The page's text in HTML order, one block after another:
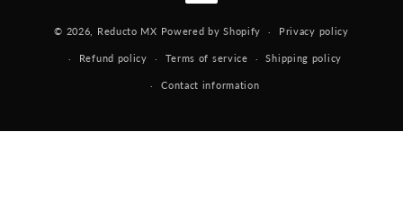
methods
© 2026, Reducto MX Powered by Shopify Privacy policy
Refund policy Terms of service Shipping policy
Contact information